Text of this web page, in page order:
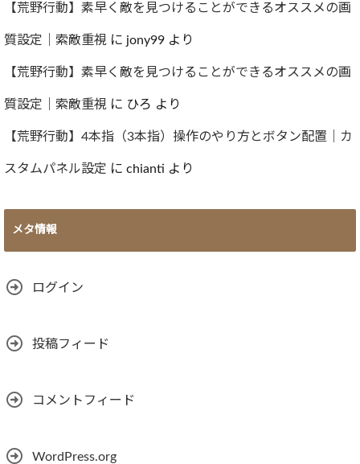
【荒野行動】素早く敵を見つけることができるオススメの画
質設定｜索敵重視 に jony99 より
【荒野行動】素早く敵を見つけることができるオススメの画
質設定｜索敵重視 に ひろ より
【荒野行動】4本指（3本指）操作のやり方とボタン配置｜カ
スタムパネル設定 に chianti より
メタ情報
ログイン
投稿フィード
コメントフィード
WordPress.org